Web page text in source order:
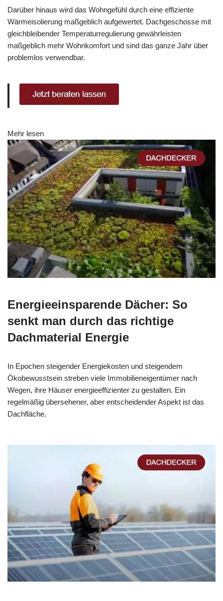
Darüber hinaus wird das Wohngefühl durch eine effiziente
Wärmeisolierung maßgeblich aufgewertet. Dachgeschosse mit
gleichbleibender Temperaturregulierung gewährleisten
maßgeblich mehr Wohnkomfort und sind das ganze Jahr über
problemlos verwendbar.
Mehr lesen
Energieeinsparende Dächer: So
senkt man durch das richtige
Dachmaterial Energie
In Epochen steigender Energiekosten und steigendem
Ökobewusstsein streben viele Immobilieneigentümer nach
Wegen, ihre Häuser energieeffizienter zu gestalten. Ein
regelmäßig übersehener, aber entscheidender Aspekt ist das
Dachfläche.